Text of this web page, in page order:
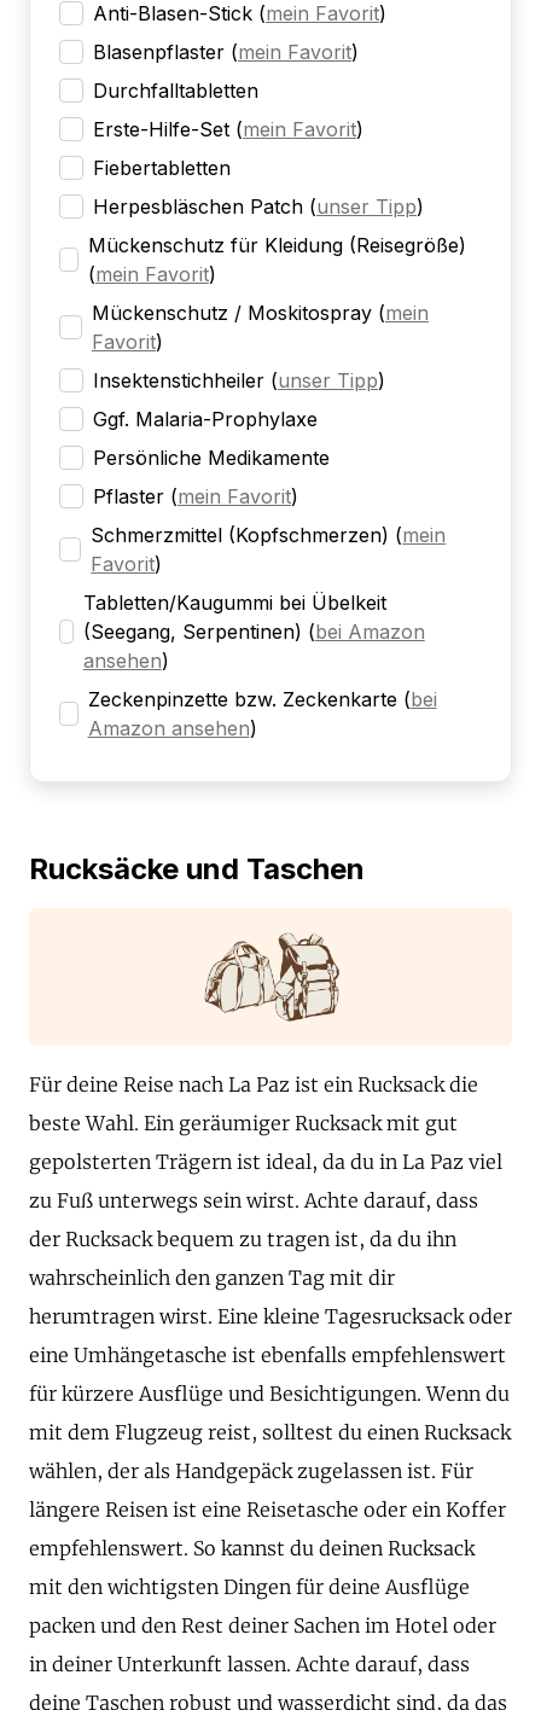
Anti-Blasen-Stick (mein Favorit)
Blasenpflaster (mein Favorit)
Durchfalltabletten
Erste-Hilfe-Set (mein Favorit)
Fiebertabletten
Herpesbläschen Patch (unser Tipp)
Mückenschutz für Kleidung (Reisegröße)
(mein Favorit)
Mückenschutz / Moskitospray (mein
Favorit)
Insektenstichheiler (unser Tipp)
Ggf. Malaria-Prophylaxe
Persönliche Medikamente
Pflaster (mein Favorit)
Schmerzmittel (Kopfschmerzen) (mein
Favorit)
Tabletten/Kaugummi bei Übelkeit
(Seegang, Serpentinen) (bei Amazon
ansehen)
Zeckenpinzette bzw. Zeckenkarte (bei
Amazon ansehen)
Rucksäcke und Taschen
Für deine Reise nach La Paz ist ein Rucksack die
beste Wahl. Ein geräumiger Rucksack mit gut
gepolsterten Trägern ist ideal, da du in La Paz viel
zu Fuß unterwegs sein wirst. Achte darauf, dass
der Rucksack bequem zu tragen ist, da du ihn
wahrscheinlich den ganzen Tag mit dir
herumtragen wirst. Eine kleine Tagesrucksack oder
eine Umhängetasche ist ebenfalls empfehlenswert
für kürzere Ausflüge und Besichtigungen. Wenn du
mit dem Flugzeug reist, solltest du einen Rucksack
wählen, der als Handgepäck zugelassen ist. Für
längere Reisen ist eine Reisetasche oder ein Koffer
empfehlenswert. So kannst du deinen Rucksack
mit den wichtigsten Dingen für deine Ausflüge
packen und den Rest deiner Sachen im Hotel oder
in deiner Unterkunft lassen. Achte darauf, dass
deine Taschen robust und wasserdicht sind, da das